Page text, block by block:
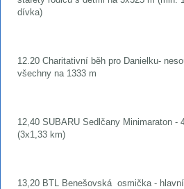
dívka)
12.20 Charitativní běh pro Danielku-
všechny na 1333 m
12,40 SUBARU Sedlčany Minimaraton -
(3x1,33 km)
13,20 BTL Benešovská osmička -